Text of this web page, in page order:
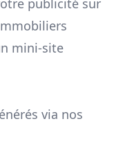
publicité sur
mini-site
via nos